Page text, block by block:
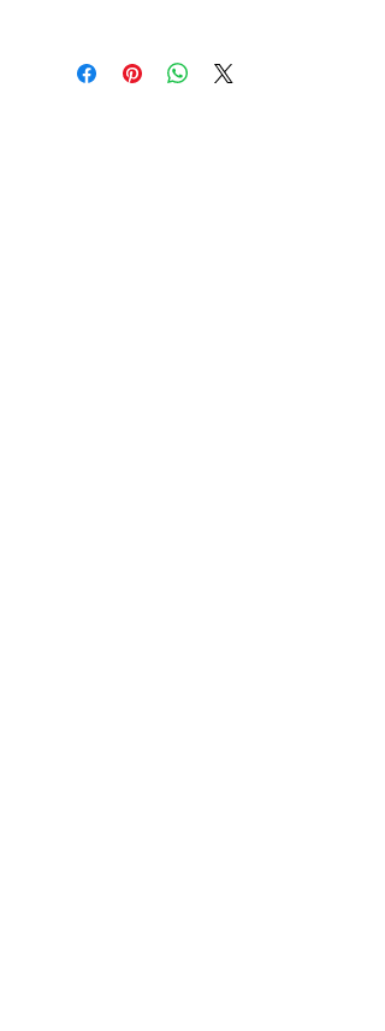
prudence et allergènes varient selon
le parfum choisi.